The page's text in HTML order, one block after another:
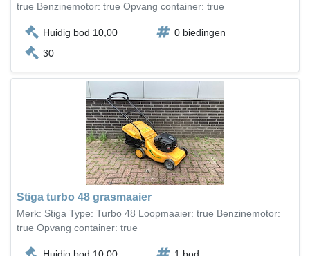
true Benzinemotor: true Opvang container: true
Huidig bod 10,00
0 biedingen
30
Stiga turbo 48 grasmaaier
Merk: Stiga Type: Turbo 48 Loopmaaier: true Benzinemotor:
true Opvang container: true